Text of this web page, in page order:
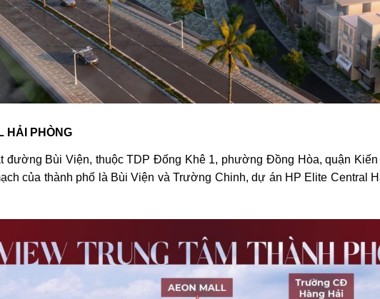
HẢI PHÒNG
đường Bùi Viện, thuộc TDP Đống Khê 1, phường Đồng Hòa, quận
của thành phố là Bùi Viện và Trường Chinh, dự án HP Elite Central